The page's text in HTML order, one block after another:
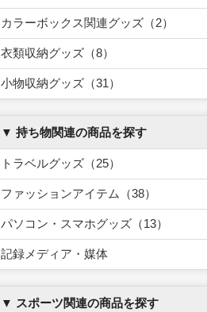
カラーボックス関連グッズ（2）
衣類収納グッズ（8）
小物収納グッズ（31）
▼ 持ち物関連の商品を探す
トラベルグッズ（25）
ファッションアイテム（38）
パソコン・スマホグッズ（13）
記録メディア・媒体
▼ スポーツ関連の商品を探す